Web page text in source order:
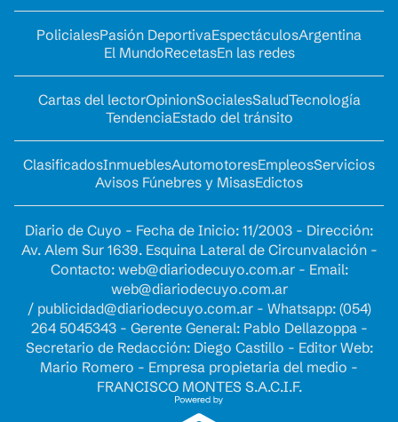
PolicialesPasión DeportivaEspectáculosArgentina
El MundoRecetasEn las redes
Cartas del lectorOpinionSocialesSaludTecnología
TendenciaEstado del tránsito
ClasificadosInmueblesAutomotoresEmpleosServicios
Avisos Fúnebres y MisasEdictos
Diario de Cuyo - Fecha de Inicio: 11/2003 - Dirección:
Av. Alem Sur 1639. Esquina Lateral de Circunvalación -
Contacto: web@diariodecuyo.com.ar- Email:
web@diariodecuyo.com.ar
/ publicidad@diariodecuyo.com.ar- Whatsapp: (054)
264 5045343 - Gerente General: Pablo Dellazoppa -
Secretario de Redacción: Diego Castillo - Editor Web:
Mario Romero - Empresa propietaria del medio -
FRANCISCO MONTES S.A.C.I.F.